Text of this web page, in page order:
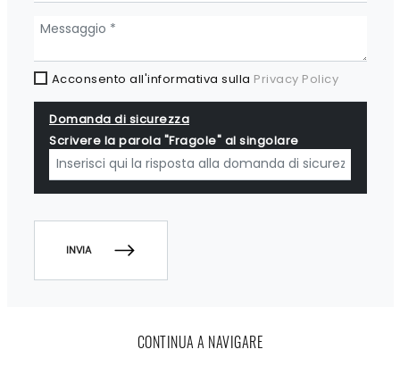
CONTINUA A NAVIGARE
Acconsento all'informativa sulla Privacy Policy
Domanda di sicurezza
Scrivere la parola "Fragole" al singolare
INVIA